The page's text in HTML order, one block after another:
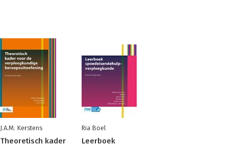
J.A.M. Kerstens
Theoretisch kader
Ria Boel
Leerboek